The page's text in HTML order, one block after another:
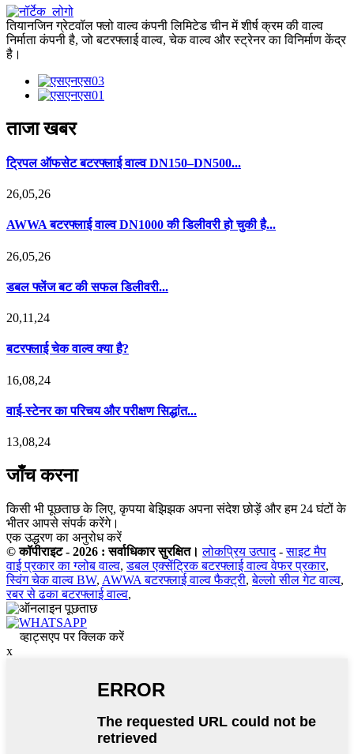
तियानजिन ग्रेटवॉल फ्लो वाल्व कंपनी लिमिटेड चीन में शीर्ष क्रम की वाल्व
निर्माता कंपनी है, जो बटरफ्लाई वाल्व, चेक वाल्व और स्ट्रेनर का विनिर्माण केंद्र
है।
ताजा खबर
ट्रिपल ऑफसेट बटरफ्लाई वाल्व DN150–DN500...
26,05,26
AWWA बटरफ्लाई वाल्व DN1000 की डिलीवरी हो चुकी है...
26,05,26
डबल फ्लेंज बट की सफल डिलीवरी...
20,11,24
बटरफ्लाई चेक वाल्व क्या है?
16,08,24
वाई-स्टेनर का परिचय और परीक्षण सिद्धांत...
13,08,24
जाँच करना
किसी भी पूछताछ के लिए, कृपया बेझिझक अपना संदेश छोड़ें और हम 24 घंटों के
भीतर आपसे संपर्क करेंगे।
एक उद्धरण का अनुरोध करें
© कॉपीराइट - 2026 : सर्वाधिकार सुरक्षित। लोकप्रिय उत्पाद-साइट मैप
वाई प्रकार का ग्लोब वाल्व,डबल एक्सेंट्रिक बटरफ्लाई वाल्व वेफर प्रकार,
स्विंग चेक वाल्व BW, AWWA बटरफ्लाई वाल्व फैक्ट्री,बेल्लो सील गेट वाल्व,
रबर से ढका बटरफ्लाई वाल्व,
व्हाट्सएप पर क्लिक करें
x